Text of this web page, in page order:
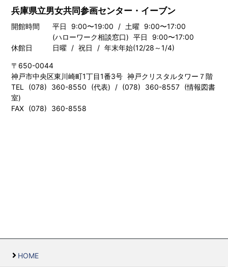
兵庫県立男女共同参画センター・イーブン
開館時間
平日 9:00〜19:00 / 土曜 9:00〜17:00
(ハローワーク相談窓口) 平日 9:00〜17:00
休館日
日曜 / 祝日 / 年末年始(12/28～1/4)
〒650-0044
神戸市中央区東川崎町1丁目1番3号 神戸クリスタルタワー７階
TEL (078) 360-8550 (代表) / (078) 360-8557 (情報図書
室)
FAX (078) 360-8558
HOME